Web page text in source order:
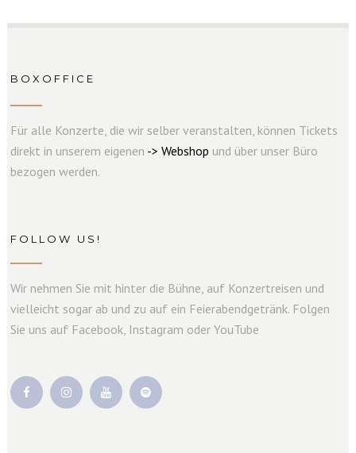
BOXOFFICE
Für alle Konzerte, die wir selber veranstalten, können Tickets
direkt in unserem eigenen ->Webshop und über unser Büro
bezogen werden.
FOLLOW US!
Wir nehmen Sie mit hinter die Bühne, auf Konzertreisen und
vielleicht sogar ab und zu auf ein Feierabendgetränk. Folgen
Sie uns auf Facebook, Instagram oder YouTube